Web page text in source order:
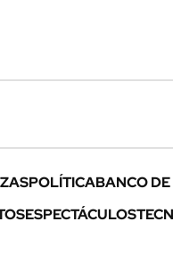
POLÍTICABANCO DE
ESPECTÁCULOS